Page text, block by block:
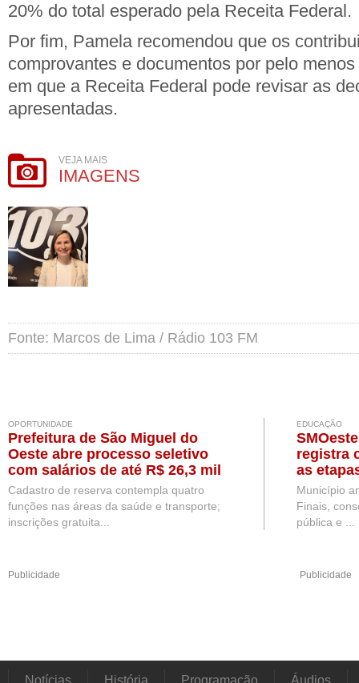
20% do total esperado pela Receita Federal.
Por fim, Pamela recomendou que os
comprovantes e documentos por pelo
em que a Receita Federal pode revisar as
apresentadas.
VEJA MAIS
IMAGENS
Fonte: Marcos de Lima / Rádio 103 FM
OPORTUNIDADE
Prefeitura de São Miguel do
Oeste abre processo seletivo
com salários de até R$ 26,3 mil
Cadastro de reserva contempla quatro
funções nas áreas da saúde e transporte;
inscrições gratuita...
EDUCAÇÃO
registra
as
Município
Finais,
pública e ...
Publicidade Publicidade
Notícias História Programação Áudios